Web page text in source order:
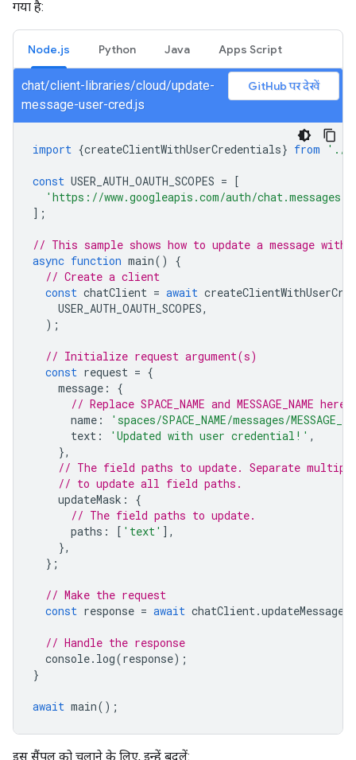
गया है:
Node.js Python Java Apps Script
chat/client-libraries/cloud/update-
message-user-cred.js
GitHub पर देखें
import {createClientWithUserCredentials} from './
const USER_AUTH_OAUTH_SCOPES = [
'https://www.googleapis.com/auth/chat.messages'
];
// This sample shows how to update a message
async function main()
{
// Create a client
const chatClient = await
USER_AUTH_OAUTH_SCOPES,
);
// Initialize request argument(s)
const request = {
message :
{
// Replace SPACE_NAME and MESSAGE_NAME here
name :
'spaces/SPACE_NAME/messages/
text : 'Updated with user credential!' ,
},
// The field paths to update. Separate
// to update all field paths.
updateMask :
{
// The field paths to update.
paths : [ 'text' ],
},
};
// Make the request
const response = await chatClient.updateMessage
// Handle the response
console. log(response);
}
await main();
इस सैंपल को चलाने के लिए, इन्हें बदलें: